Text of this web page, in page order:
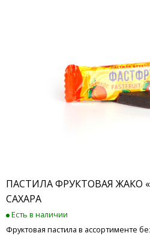
ПАСТИЛА ФРУКТОВАЯ ЖАКО
САХАРА
Есть в наличии
Фруктовая пастила в ассортименте